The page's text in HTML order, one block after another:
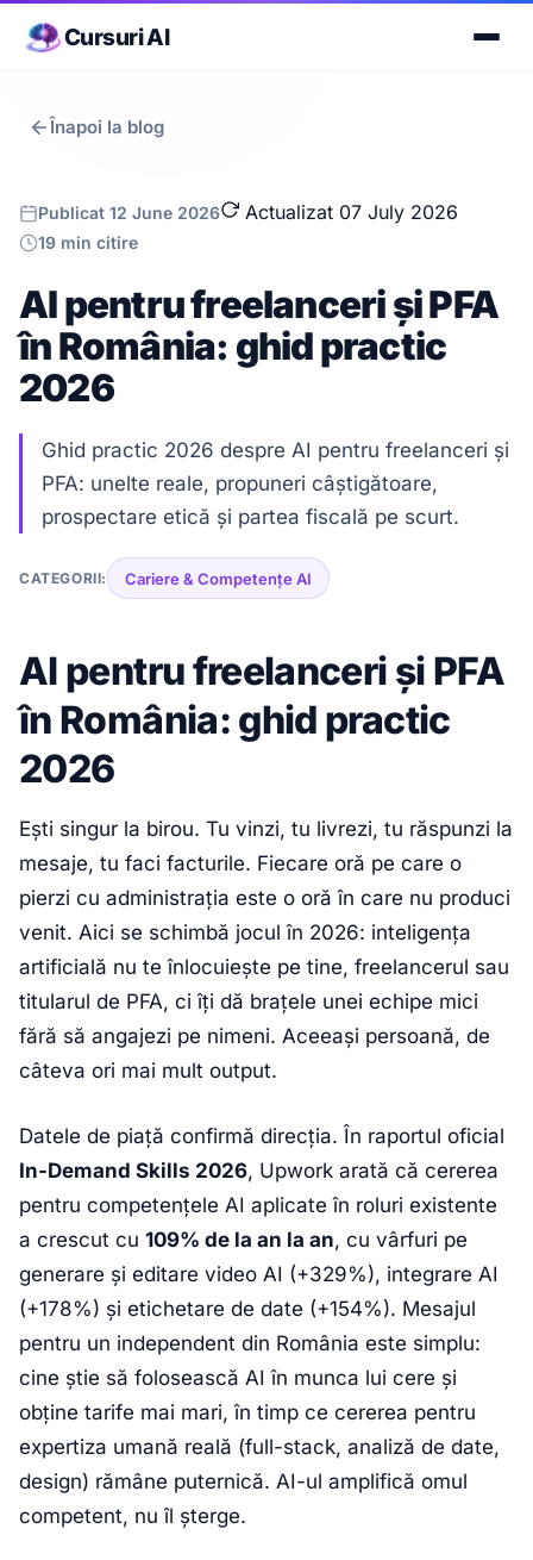
Cursuri AI
Înapoi la blog
Publicat 12 June 2026 Actualizat 07 July 2026
19 min citire
AI pentru freelanceri și PFA
în România: ghid practic
2026
Ghid practic 2026 despre AI pentru freelanceri și
PFA: unelte reale, propuneri câștigătoare,
prospectare etică și partea fiscală pe scurt.
CATEGORII: Cariere & Competențe AI
AI pentru freelanceri și PFA
în România: ghid practic
2026
Ești singur la birou. Tu vinzi, tu livrezi, tu răspunzi la
mesaje, tu faci facturile. Fiecare oră pe care o
pierzi cu administrația este o oră în care nu produci
venit. Aici se schimbă jocul în 2026: inteligența
artificială nu te înlocuiește pe tine, freelancerul sau
titularul de PFA, ci îți dă brațele unei echipe mici
fără să angajezi pe nimeni. Aceeași persoană, de
câteva ori mai mult output.
Datele de piață confirmă direcția. În raportul oficial
In-Demand Skills 2026, Upwork arată că cererea
pentru competențele AI aplicate în roluri existente
a crescut cu 109% de la an la an, cu vârfuri pe
generare și editare video AI (+329%), integrare AI
(+178%) și etichetare de date (+154%). Mesajul
pentru un independent din România este simplu:
cine știe să folosească AI în munca lui cere și
obține tarife mai mari, în timp ce cererea pentru
expertiza umană reală (full-stack, analiză de date,
design) rămâne puternică. AI-ul amplifică omul
competent, nu îl șterge.